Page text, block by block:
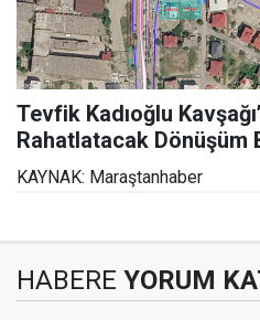
Tevfik Kadıoğlu
Rahatlatacak Dönüşüm
KAYNAK: Maraştanhaber
HABERE YORUM